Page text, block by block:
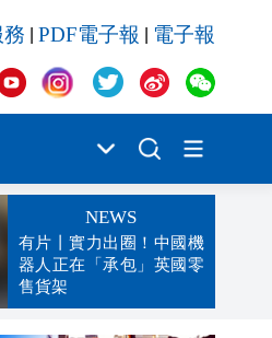
務 PDF電子報 電子報
NEWS
有片丨實力出圈！中國機
器人正在「承包」英國零
售貨架